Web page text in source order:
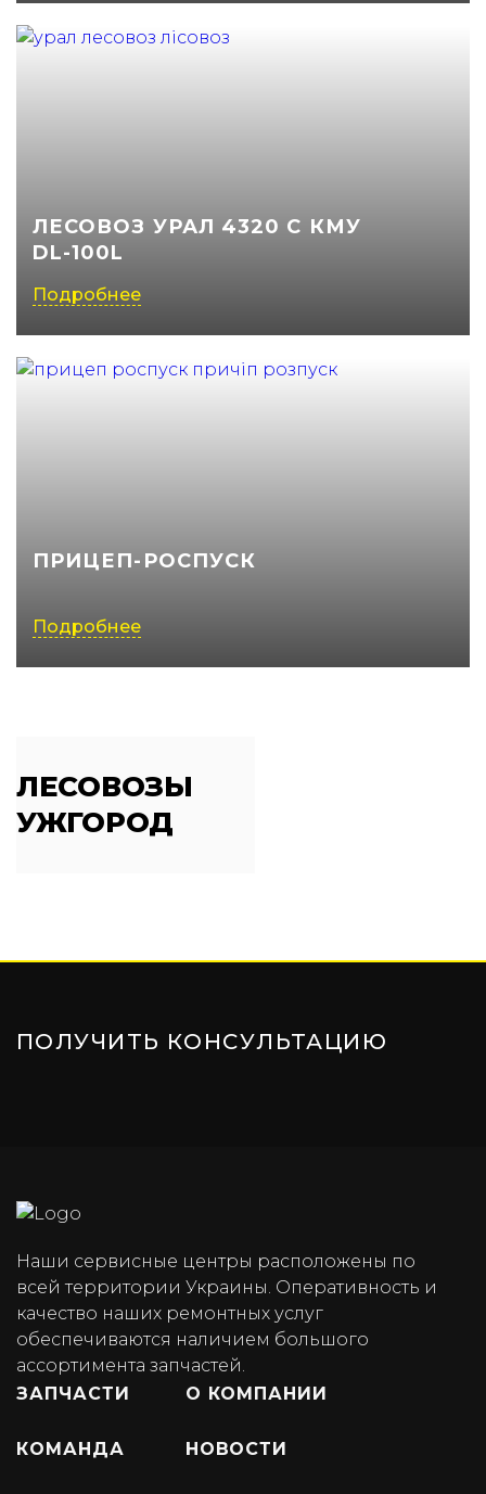
ЛЕСОВОЗ УРАЛ 4320 C КМУ
DL-100L
Подробнее
ПРИЦЕП-РОСПУСК
Подробнее
ЛЕСОВОЗЫ
УЖГОРОД
ПОЛУЧИТЬ КОНСУЛЬТАЦИЮ
Наши сервисные центры расположены по
всей территории Украины. Оперативность и
качество наших ремонтных услуг
обеспечиваются наличием большого
ассортимента запчастей.
ЗАПЧАСТИ
О КОМПАНИИ
КОМАНДА НОВОСТИ